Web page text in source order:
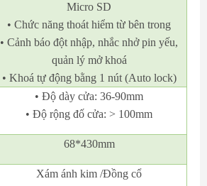
Micro SD
• Chức năng thoát hiểm từ bên trong
• Cảnh báo đột nhập, nhắc nhở pin yếu,
quản lý mở khoá
• Khoá tự động bằng 1 nút (Auto lock)
• Độ dày cửa: 36-90mm
• Độ rộng đố cửa: > 100mm
68*430mm
Xám ánh kim /Đồng cổ